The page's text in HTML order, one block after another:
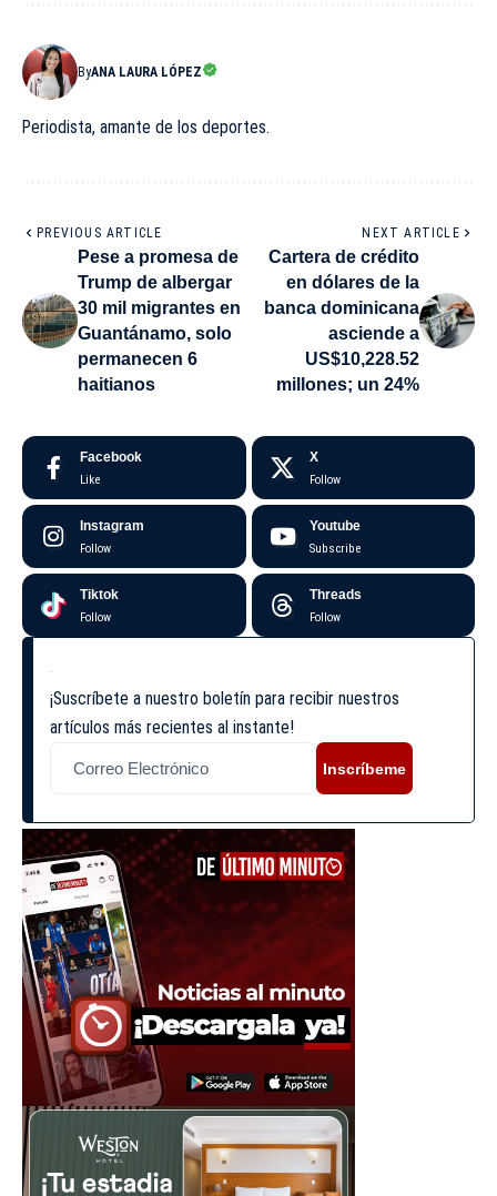
ByANA LAURA LÓPEZ
Periodista, amante de los deportes.
PREVIOUS ARTICLE
Pese a promesa de
Trump de albergar
30 mil migrantes en
Guantánamo, solo
permanecen 6
haitianos
NEXT ARTICLE
Cartera de crédito
en dólares de la
banca dominicana
asciende a
US$10,228.52
millones; un 24%
Facebook
Like
X
Follow
Instagram
Follow
Youtube
Subscribe
Tiktok
Follow
Threads
Follow
¡Suscríbete a nuestro boletín para recibir nuestros
artículos más recientes al instante!
Inscríbeme